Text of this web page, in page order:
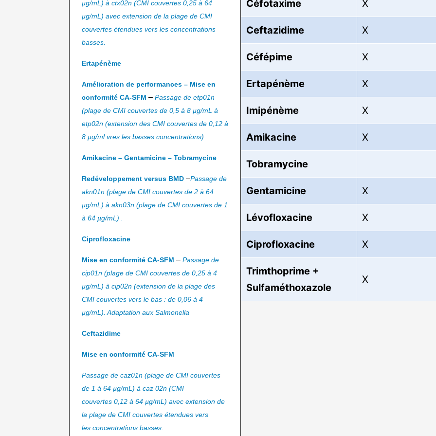
µg/mL) à ctx02n (CMI couvertes 0,25 à 64
µg/mL) avec extension de la plage de CMI
couvertes étendues vers les concentrations
basses.
Ertapénème
Amélioration de performances – Mise en
conformité CA-SFM – Passage de etp01n
(plage de CMI couvertes de 0,5 à 8 µg/mL à
etp02n (extension des CMI couvertes de 0,12 à
8 µg/ml vres les basses concentrations)
Amikacine – Gentamicine – Tobramycine
Redéveloppement versus BMD–Passage de
akn01n (plage de CMI couvertes de 2 à 64
µg/mL) à akn03n (plage de CMI couvertes de 1
à 64 µg/mL) .
Ciprofloxacine
Mise en conformité CA-SFM – Passage de
cip01n (plage de CMI couvertes de 0,25 à 4
µg/mL) à cip02n (extension de la plage des
CMI couvertes vers le bas : de 0,06 à 4
µg/mL). Adaptation aux Salmonella
Ceftazidime
Mise en conformité CA-SFM
Passage de caz01n (plage de CMI couvertes
de 1 à 64 µg/mL) à caz 02n (CMI
couvertes 0,12 à 64 µg/mL) avec extension de
la plage de CMI couvertes étendues vers
les concentrations basses.
Céfotaxime X
Ceftazidime X
Céfépime X
Ertapénème X
Imipénème X
Amikacine X
Tobramycine
Gentamicine X
Lévofloxacine X
Ciprofloxacine X
Trimthoprime +
Sulfaméthoxazole
X